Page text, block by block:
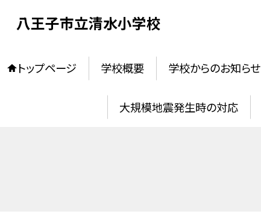
八王子市立清水小学校
トップページ 学校概要 学校からのお知らせ
大規模地震発生時の対応